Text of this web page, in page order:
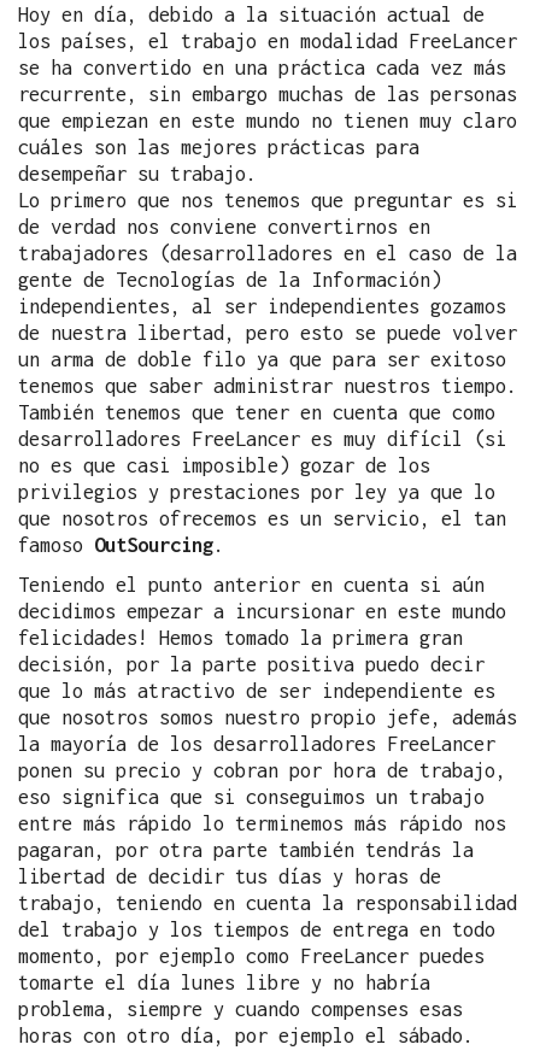
Hoy en día, debido a la situación actual de
los países, el trabajo en modalidad FreeLancer
se ha convertido en una práctica cada vez más
recurrente, sin embargo muchas de las personas
que empiezan en este mundo no tienen muy claro
cuáles son las mejores prácticas para
desempeñar su trabajo.
Lo primero que nos tenemos que preguntar es si
de verdad nos conviene convertirnos en
trabajadores (desarrolladores en el caso de la
gente de Tecnologías de la Información)
independientes, al ser independientes gozamos
de nuestra libertad, pero esto se puede volver
un arma de doble filo ya que para ser exitoso
tenemos que saber administrar nuestros tiempo.
También tenemos que tener en cuenta que como
desarrolladores FreeLancer es muy difícil (si
no es que casi imposible) gozar de los
privilegios y prestaciones por ley ya que lo
que nosotros ofrecemos es un servicio, el tan
famoso OutSourcing.
Teniendo el punto anterior en cuenta si aún
decidimos empezar a incursionar en este mundo
felicidades! Hemos tomado la primera gran
decisión, por la parte positiva puedo decir
que lo más atractivo de ser independiente es
que nosotros somos nuestro propio jefe, además
la mayoría de los desarrolladores FreeLancer
ponen su precio y cobran por hora de trabajo,
eso significa que si conseguimos un trabajo
entre más rápido lo terminemos más rápido nos
pagaran, por otra parte también tendrás la
libertad de decidir tus días y horas de
trabajo, teniendo en cuenta la responsabilidad
del trabajo y los tiempos de entrega en todo
momento, por ejemplo como FreeLancer puedes
tomarte el día lunes libre y no habría
problema, siempre y cuando compenses esas
horas con otro día, por ejemplo el sábado.